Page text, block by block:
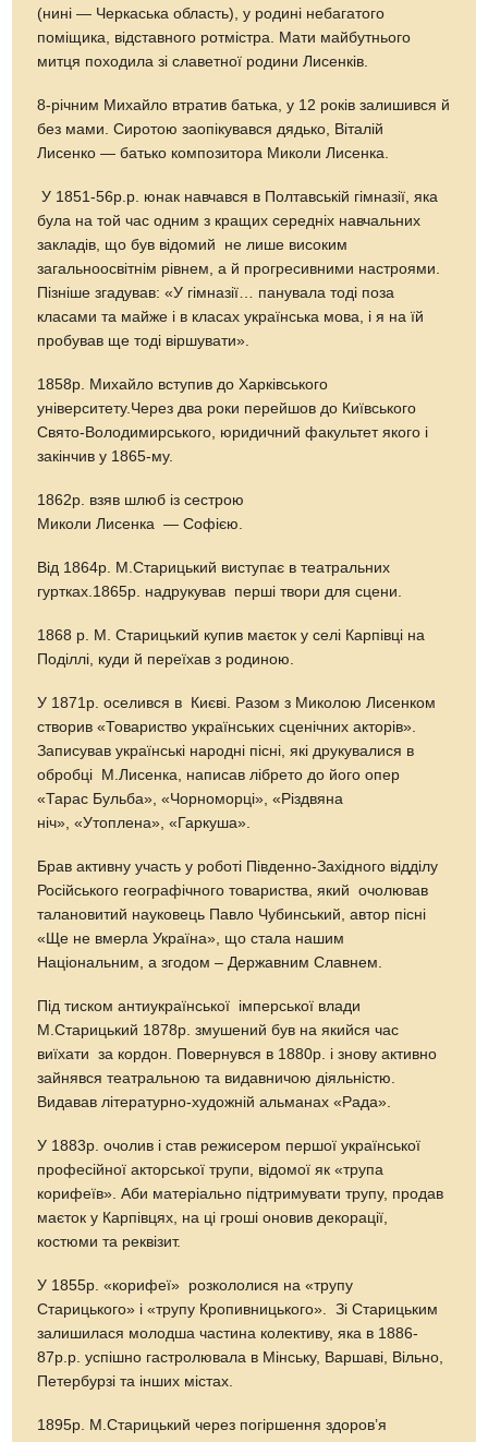
(нині — Черкаська область), у родині небагатого
поміщика, відставного ротмістра. Мати майбутнього
митця походила зі славетної родини Лисенків.
8-річним Михайло втратив батька, у 12 років залишився й
без мами. Сиротою заопікувався дядько, Віталій
Лисенко — батько композитора Миколи Лисенка.
У 1851-56р.р. юнак навчався в Полтавській гімназії, яка
була на той час одним з кращих середніх навчальних
закладів, що був відомий не лише високим
загальноосвітнім рівнем, а й прогресивними настроями.
Пізніше згадував: «У гімназії… панувала тоді поза
класами та майже і в класах українська мова, і я на їй
пробував ще тоді віршувати».
1858р. Михайло вступив до Харківського
університету.Через два роки перейшов до Київського
Свято-Володимирського, юридичний факультет якого і
закінчив у 1865-му.
1862р. взяв шлюб із сестрою
Миколи Лисенка — Софією.
Від 1864р. М.Старицький виступає в театральних
гуртках.1865р. надрукував перші твори для сцени.
1868 р. М. Старицький купив маєток у селі Карпівці на
Поділлі, куди й переїхав з родиною.
У 1871р. оселився в Києві. Разом з Миколою Лисенком
створив «Товариство українських сценічних акторів».
Записував українські народні пісні, які друкувалися в
обробці М.Лисенка, написав лібрето до його опер
«Тарас Бульба», «Чорноморці», «Різдвяна
ніч», «Утоплена», «Гаркуша».
Брав активну участь у роботі Південно-Західного відділу
Російського географічного товариства, який очолював
талановитий науковець Павло Чубинський, автор пісні
«Ще не вмерла Україна», що стала нашим
Національним, а згодом – Державним Славнем.
Під тиском антиукраїнської імперської влади
М.Старицький 1878р. змушений був на якийся час
виїхати за кордон. Повернувся в 1880р. і знову активно
зайнявся театральною та видавничою діяльністю.
Видавав літературно-художній альманах «Рада».
У 1883р. очолив і став режисером першої української
професійної акторської трупи, відомої як «трупа
корифеїв». Аби матеріально підтримувати трупу, продав
маєток у Карпівцях, на ці гроші оновив декорації,
костюми та реквізит.
У 1855р. «корифеї» розкололися на «трупу
Старицького» і «трупу Кропивницького». Зі Старицьким
залишилася молодша частина колективу, яка в 1886-
87р.р. успішно гастролювала в Мінську, Варшаві, Вільно,
Петербурзі та інших містах.
1895р. М.Старицький через погіршення здоров’я